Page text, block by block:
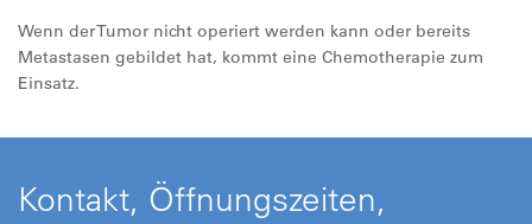
Wenn der Tumor nicht operiert werden kann oder bereits
Metastasen gebildet hat, kommt eine Chemotherapie zum
Einsatz.
Kontakt, Öffnungszeiten,